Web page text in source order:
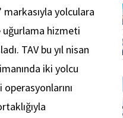
markasıyla yolculara
uğurlama hizmeti
TAV bu yıl nisan
iki yolcu